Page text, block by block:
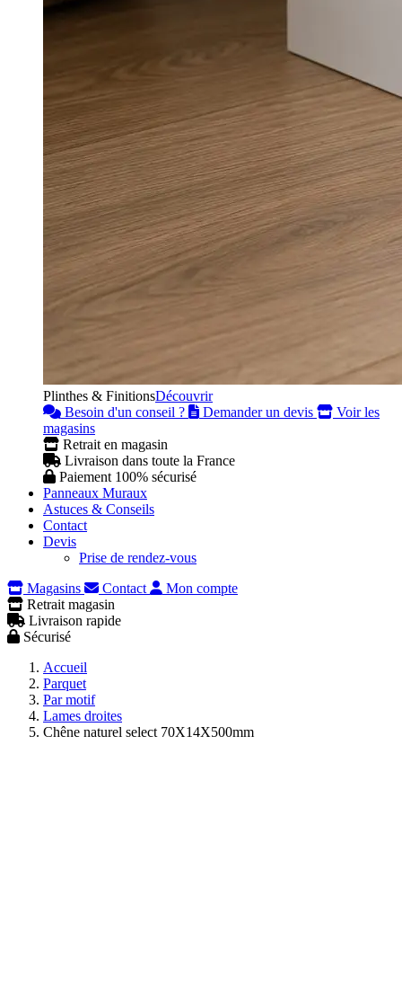
Plinthes & FinitionsDécouvrir
Besoin d'un conseil ?
Demander un devis
Voir les
magasins
Retrait en magasin
Livraison dans toute la France
Paiement 100% sécurisé
Panneaux Muraux
Astuces & Conseils
Contact
Devis
Prise de rendez-vous
Magasins
Contact
Mon compte
Retrait magasin
Livraison rapide
Sécurisé
Accueil
Parquet
Par motif
Lames droites
Chêne naturel select 70X14X500mm